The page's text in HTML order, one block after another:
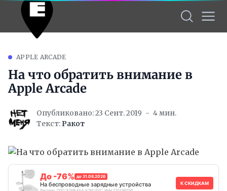
APPLE ARCADE
На что обратить внимание в
Apple Arcade
Опубликовано: 23 Сент. 2019
4 мин.
Текст:Ракот
До -76% до 31.08.2026
На беспроводные зарядные устройства К СКИДКАМ